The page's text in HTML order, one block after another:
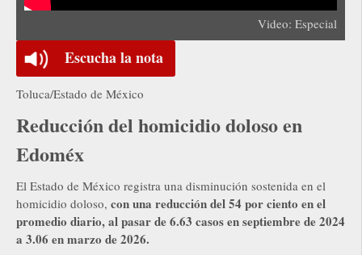
Video: Especial
Escucha la nota
Toluca/Estado de México
Reducción del homicidio doloso en
Edoméx
El Estado de México registra una disminución sostenida en el
homicidio doloso, con una reducción del 54 por ciento en el
promedio diario, al pasar de 6.63 casos en septiembre de 2024
a 3.06 en marzo de 2026.